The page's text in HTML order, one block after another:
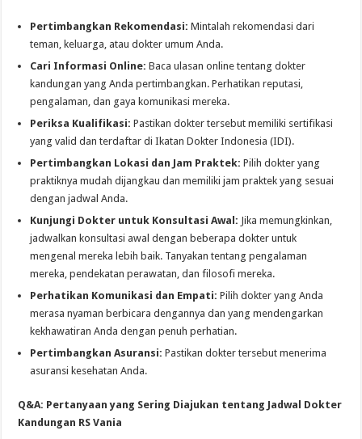
Pertimbangkan Rekomendasi: Mintalah rekomendasi dari
teman, keluarga, atau dokter umum Anda.
Cari Informasi Online: Baca ulasan online tentang dokter
kandungan yang Anda pertimbangkan. Perhatikan reputasi,
pengalaman, dan gaya komunikasi mereka.
Periksa Kualifikasi: Pastikan dokter tersebut memiliki sertifikasi
yang valid dan terdaftar di Ikatan Dokter Indonesia (IDI).
Pertimbangkan Lokasi dan Jam Praktek: Pilih dokter yang
praktiknya mudah dijangkau dan memiliki jam praktek yang sesuai
dengan jadwal Anda.
Kunjungi Dokter untuk Konsultasi Awal: Jika memungkinkan,
jadwalkan konsultasi awal dengan beberapa dokter untuk
mengenal mereka lebih baik. Tanyakan tentang pengalaman
mereka, pendekatan perawatan, dan filosofi mereka.
Perhatikan Komunikasi dan Empati: Pilih dokter yang Anda
merasa nyaman berbicara dengannya dan yang mendengarkan
kekhawatiran Anda dengan penuh perhatian.
Pertimbangkan Asuransi: Pastikan dokter tersebut menerima
asuransi kesehatan Anda.
Q&A: Pertanyaan yang Sering Diajukan tentang Jadwal Dokter
Kandungan RS Vania